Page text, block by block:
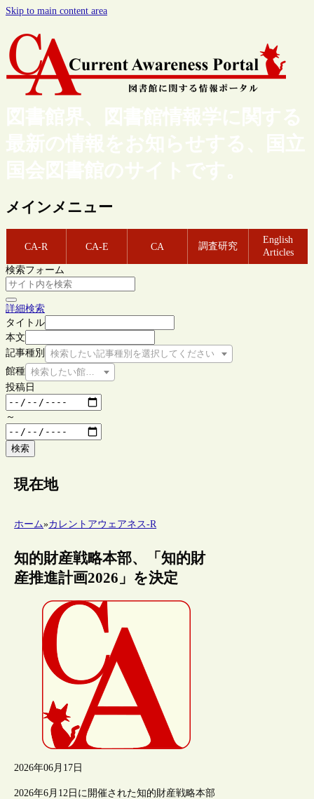
Skip to main content area
図書館界、図書館情報学に関する
最新の情報をお知らせする、国立
国会図書館のサイトです。
メインメニュー
CA-R CA-E CA 調査研究
English
Articles
検索フォーム
詳細検索
タイトル
本文
記事種別
検索したい記事種別を選択してください
館種 検索したい館種を選択してください
投稿日
～
検索
現在地
ホーム»カレントアウェアネス-R
知的財産戦略本部、「知的財
産推進計画2026」を決定
2026年06月17日
2026年6月12日に開催された知的財産戦略本部